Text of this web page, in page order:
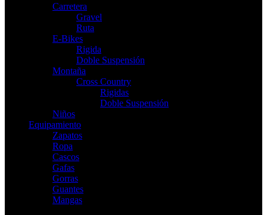
Carretera
Gravel
Ruta
E-Bikes
Rigida
Doble Suspensión
Montaña
Cross Country
Rigidas
Doble Suspensión
Niños
Equipamiento
Zapatos
Ropa
Cascos
Gafas
Gorras
Guantes
Mangas